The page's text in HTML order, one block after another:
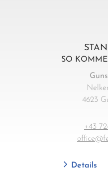
SO
4623
+43
Details